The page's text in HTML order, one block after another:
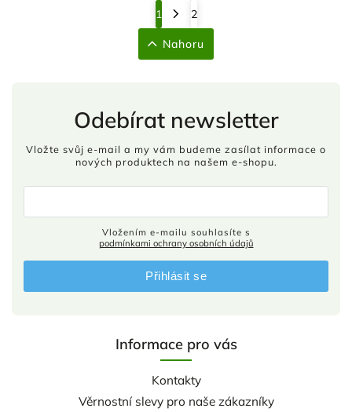
1 2
Nahoru
Informace pro vás
Kontakty
Věrnostní slevy pro naše zákazníky
Odebírat newsletter
Vložte svůj e-mail a my vám budeme zasílat informace o
nových produktech na našem e-shopu.
podmínkami ochrany osobních údajů
Přihlásit se